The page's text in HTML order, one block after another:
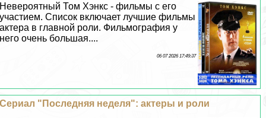
Невероятный Том Хэнкс - фильмы с его
участием. Список включает лучшие фильмы
актера в главной роли. Фильмография у
него очень большая....
06 07 2026 17:49:37
Сериал "Последняя неделя": актеры и роли